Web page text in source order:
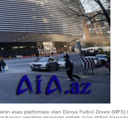
əsas platforması olan Dünya Futbol Zirvəsi